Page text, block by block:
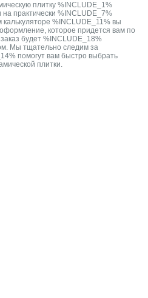
плитку %INCLUDE_1%
практически %INCLUDE_7%
%INCLUDE_11% вы
которое придется вам по
будет %INCLUDE_18%
Мы тщательно следим за
помогут вам быстро выбрать
плитки.